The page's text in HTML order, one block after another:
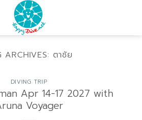
ARCHIVES: ตาชัย
DIVING TRIP
Apr 14-17 2027 with
Voyager